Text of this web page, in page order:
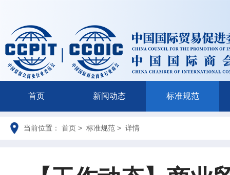
首页 新闻动态 标准规范
当前位置： 首页 > 标准规范 > 详情